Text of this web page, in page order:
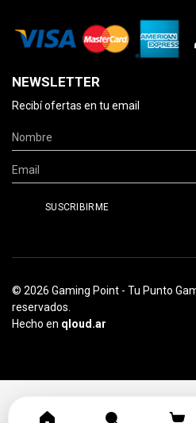
NEWSLETTER
Recibí ofertas en tu email
© 2026 Gaming Point - Tu Punto
reservados.
Hecho en qloud.ar